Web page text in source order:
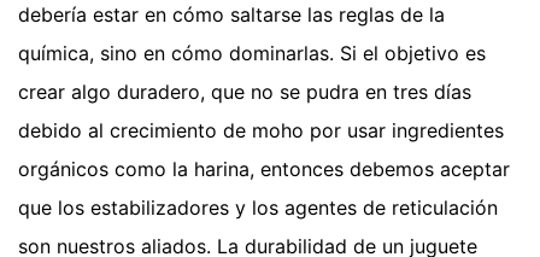
debería estar en cómo saltarse las reglas de la
química, sino en cómo dominarlas. Si el objetivo es
crear algo duradero, que no se pudra en tres días
debido al crecimiento de moho por usar ingredientes
orgánicos como la harina, entonces debemos aceptar
que los estabilizadores y los agentes de reticulación
son nuestros aliados. La durabilidad de un juguete